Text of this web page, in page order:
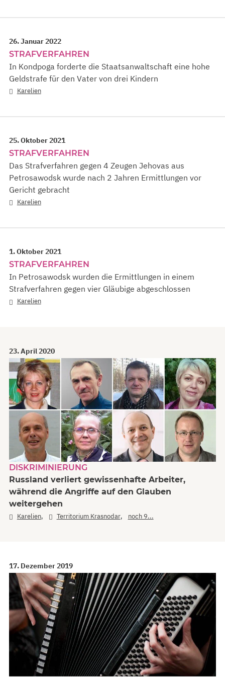
26. Januar 2022
STRAFVERFAHREN
In Kondpoga forderte die Staatsanwaltschaft eine hohe
Geldstrafe für den Vater von drei Kindern
Karelien
25. Oktober 2021
STRAFVERFAHREN
Das Strafverfahren gegen 4 Zeugen Jehovas aus
Petrosawodsk wurde nach 2 Jahren Ermittlungen vor
Gericht gebracht
Karelien
1. Oktober 2021
STRAFVERFAHREN
In Petrosawodsk wurden die Ermittlungen in einem
Strafverfahren gegen vier Gläubige abgeschlossen
Karelien
23. April 2020
DISKRIMINIERUNG
Russland verliert gewissenhafte Arbeiter,
während die Angriffe auf den Glauben
weitergehen
Karelien, Territorium Krasnodar, noch 9...
17. Dezember 2019